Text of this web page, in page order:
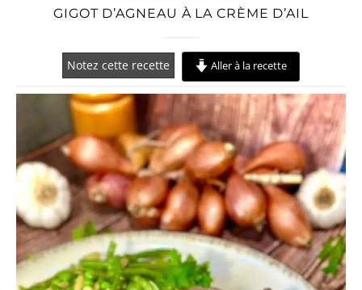
GIGOT D’AGNEAU À LA CRÈME D’AIL
Notez cette recette Aller à la recette